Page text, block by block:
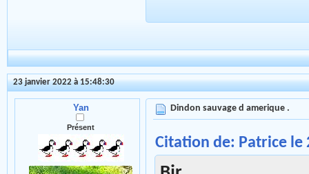
23 janvier 2022 à 15:48:30
Yan
Présent
Dindon sauvage d amerique .
Citation de: Patrice le